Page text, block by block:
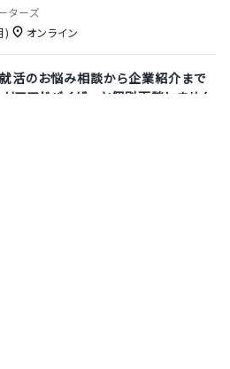
ターズ
)
オンライン
就活のお悩み相談から企業紹介まで
アアドバイザーと個別面談しません